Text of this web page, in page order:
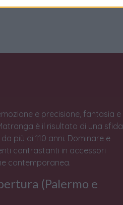
e precisione, fantasia e
è il risultato di una sfida
più di 110 anni. Dominare e
contrastanti in accessori
contemporanea.
(Palermo e